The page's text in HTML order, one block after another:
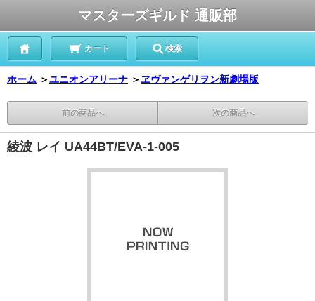
マスターズギルド 通販部
カート 検索
ホーム ＞ユニオンアリーナ ＞ヱヴァンゲリヲン新劇場版
前の商品へ 次の商品へ
綾波 レイ UA44BT/EVA-1-005